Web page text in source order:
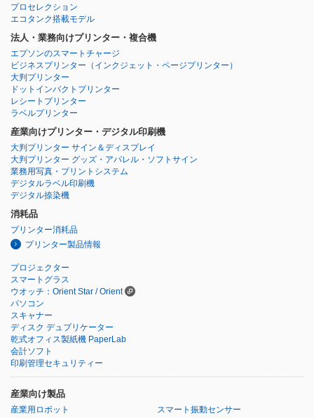
プロセレクション
エコタンク搭載モデル
法人・業務向けプリンター・複合機
エプソンのスマートチャージ
ビジネスプリンター （インクジェット・ページプリンター）
大判プリンター
ドットインパクトプリンター
レシートプリンター
ラベルプリンター
産業向けプリンター・デジタル印刷機
大判プリンター サイン＆ディスプレイ
大判プリンター グッズ・アパレル・ソフトサイン
業務用写真・プリントシステム
デジタルラベル印刷機
デジタル捺染機
消耗品
プリンター消耗品
プリンター製品情報
プロジェクター
スマートグラス
ウオッチ：Orient Star / Orient
パソコン
スキャナー
ディスク デュプリケーター
乾式オフィス製紙機 PaperLab
会計ソフト
印刷管理セキュリティー
産業向け製品
産業用ロボット スマート振動センサー